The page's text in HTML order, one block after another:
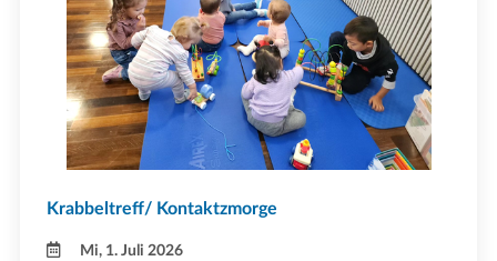
Krabbeltreff/ Kontaktzmorge
Mi, 1. Juli 2026